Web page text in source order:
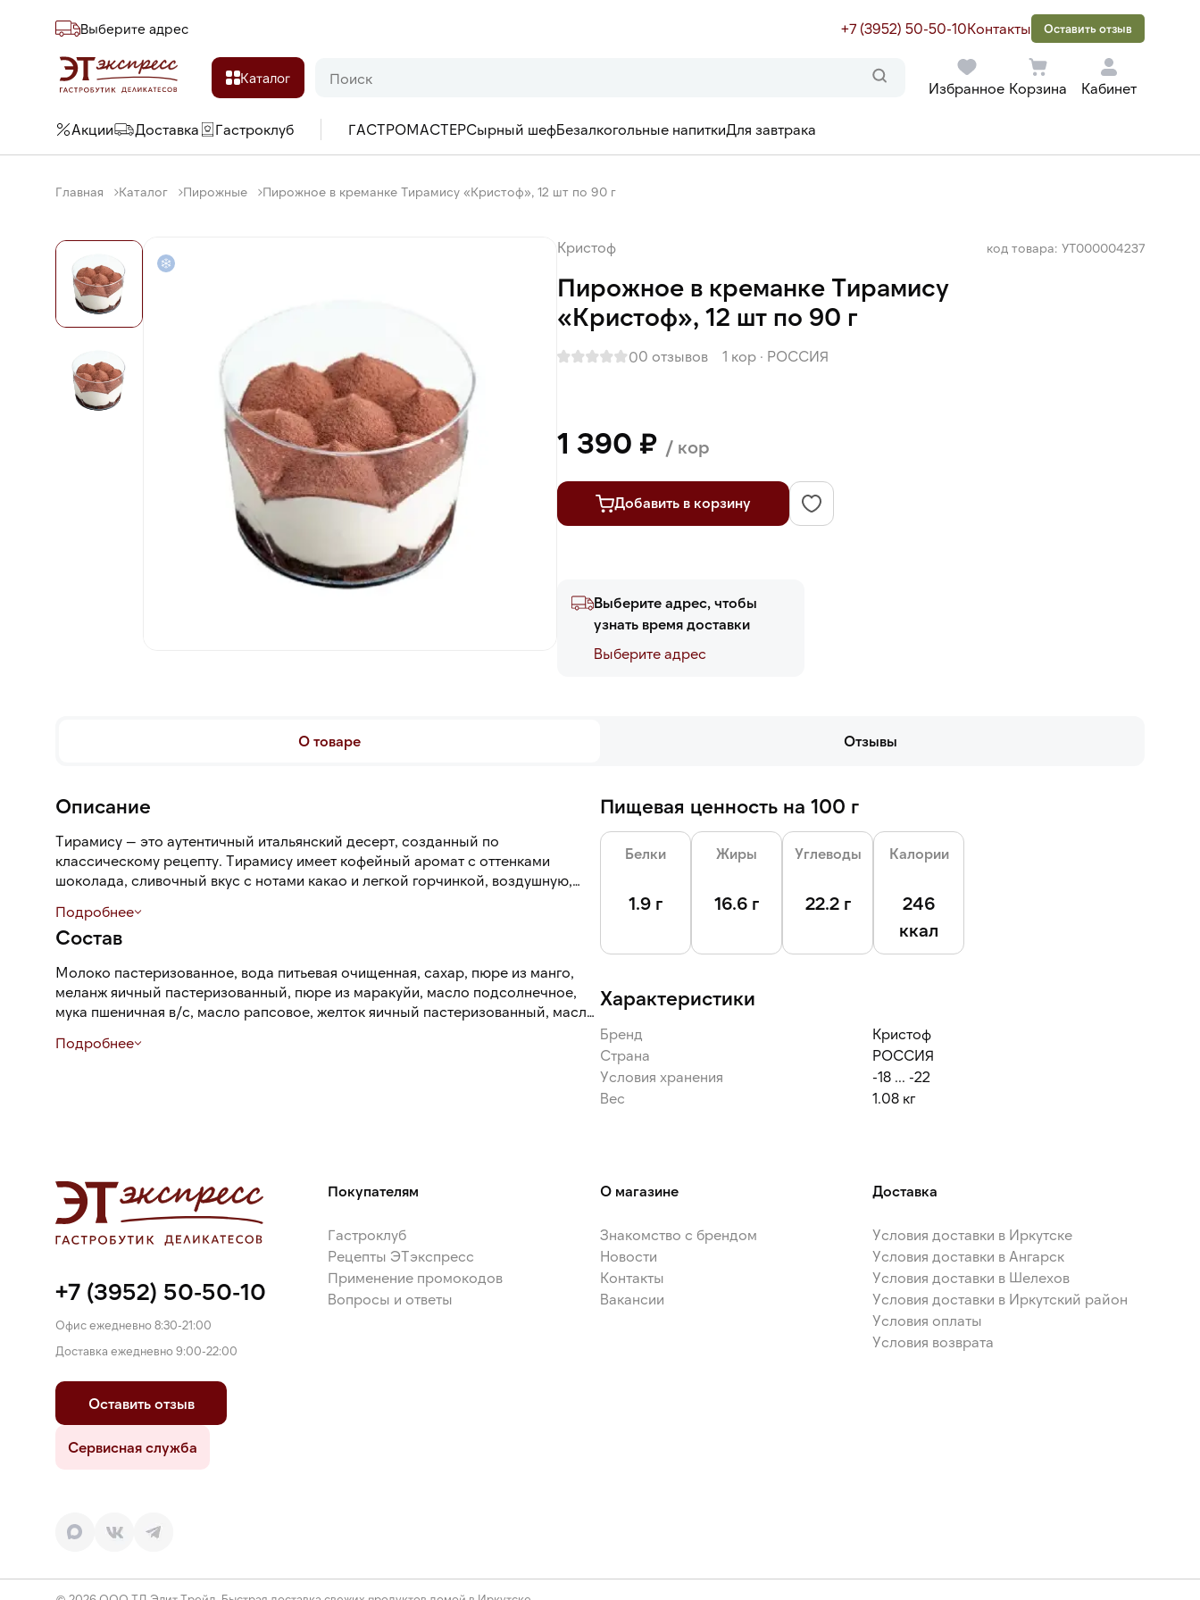
Выберите адреc +7 (3952) 50-50-10Контакты Оставить отзыв
Каталог
Избранное Корзина Кабинет
Акции Доставка Гастроклуб ГАСТРОМАСТЕРСырный шефБезалкогольные напиткиДля завтрака
Главная Каталог Пирожные Пирожное в креманке Тирамису «Кристоф», 12 шт по 90 г
Кристоф код товара: УТ000004237
Пирожное в креманке Тирамису
«Кристоф», 12 шт по 90 г
00 отзывов 1 кор · РОССИЯ
1 390 ₽ / кор
Добавить в корзину
Выберите адрес, чтобы
узнать время доставки
Выберите адреc
О товаре Отзывы
Описание
Тирамису — это аутентичный итальянский десерт, созданный по
классическому рецепту. Тирамису имеет кофейный аромат с оттенками
шоколада, сливочный вкус с нотами какао и легкой горчинкой, воздушную,
Подробнее
Состав
Молоко пастеризованное, вода питьевая очищенная, сахар, пюре из манго,
меланж яичный пастеризованный, пюре из маракуйи, масло подсолнечное,
мука пшеничная в/с, масло рапсовое, желток яичный пастеризованный, масло
регулятор кислотности лимонная кислота, консервант сорбат калия, сода
Подробнее
Пищевая ценность на 100 г
Белки
1.9 г
Жиры
16.6 г
Углеводы
22.2 г
Калории
246
ккал
Характеристики
Бренд
Кристоф
Страна
РОССИЯ
Условия хранения
-18 ... -22
Вес
1.08 кг
+7 (3952) 50-50-10
Офис ежедневно 8:30-21:00
Доставка ежедневно 9:00-22:00
Оставить отзыв
Сервисная служба
Покупателям
Гастроклуб
Рецепты ЭТэкспресс
Применение промокодов
Вопросы и ответы
О магазине
Знакомство с брендом
Новости
Контакты
Вакансии
Доставка
Условия доставки в Иркутске
Условия доставки в Ангарск
Условия доставки в Шелехов
Условия доставки в Иркутский район
Условия оплаты
Условия возврата